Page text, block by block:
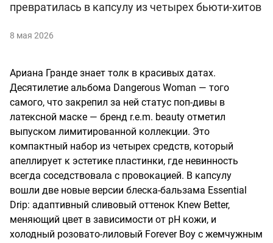
превратилась в капсулу из четырех бьюти-хитов
8 мая 2026
Ариана Гранде знает толк в красивых датах.
Десятилетие альбома Dangerous Woman — того
самого, что закрепил за ней статус поп-дивы в
латексной маске — бренд r.e.m. beauty отметил
выпуском лимитированной коллекции. Это
компактный набор из четырех средств, который
апеллирует к эстетике пластинки, где невинность
всегда соседствовала с провокацией. В капсулу
вошли две новые версии блеска-бальзама Essential
Drip: адаптивный сливовый оттенок Knew Better,
меняющий цвет в зависимости от pH кожи, и
холодный розовато-лиловый Forever Boy с жемчужным